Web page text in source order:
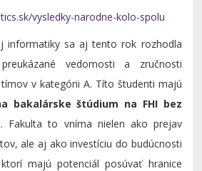
vysledky-narodne-kolo-spolu
informatiky sa aj tento rok rozhodla
vedomosti a zručnosti
v kategórii A. Títo študenti majú
bakalárske štúdium na FHI bez
. Fakulta to vníma nielen ako prejav
ale aj ako investíciu do budúcnosti
majú potenciál posúvať hranice